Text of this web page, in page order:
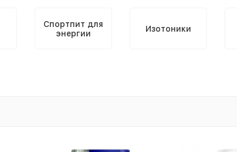
Спортпит для
энергии
Изотоники